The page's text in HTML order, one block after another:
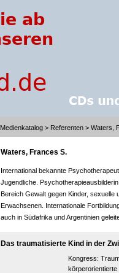
Medienkatalog > Referenten > Waters,
Waters, Frances S.
International bekannte
Jugendliche.
Bereich Gewalt gegen Kinder, sexuelle
Erwachsenen. Internationale
auch in Südafrika und Argentinien
Das traumatisierte Kind in der
Kongress: